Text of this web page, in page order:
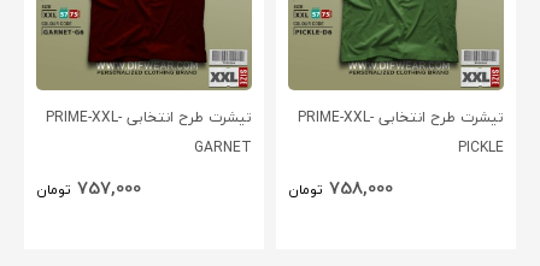
تیشرت طرح انتخابی PRIME-XXL-
PICKLE
758,000 تومان
تیشرت طرح انتخابی PRIME-XXL-
GARNET
757,000 تومان